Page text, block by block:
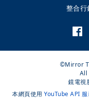
整合行
©Mirror
All
鏡電視
本網頁使用 YouTube API